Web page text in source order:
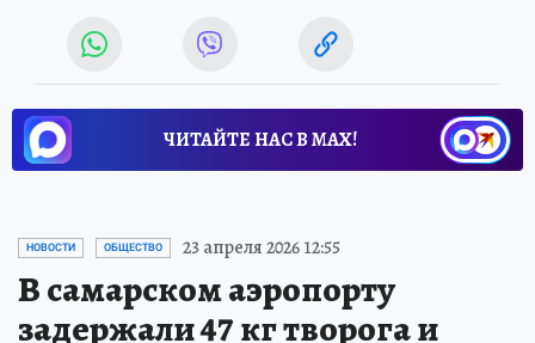
ЧИТАЙТЕ НАС В МАХ!
НОВОСТИ ОБЩЕСТВО 23 апреля 2026 12:55
В самарском аэропорту
задержали 47 кг творога и